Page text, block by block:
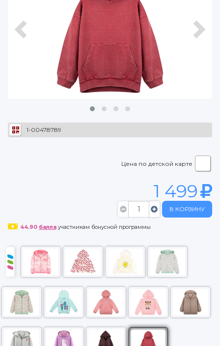
1-00478789
Цена по детской карте
1 499
В КОРЗИНУ
44.90 баллаучастникам бонусной программы